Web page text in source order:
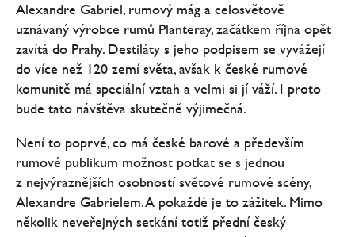
Alexandre Gabriel, rumový mág a celosvětově
uznávaný výrobce rumů Planteray, začátkem října opět
zavítá do Prahy. Destiláty s jeho podpisem se vyvážejí
do více než 120 zemí světa, avšak k české rumové
komunitě má speciální vztah a velmi si jí váží. I proto
bude tato návštěva skutečně výjimečná.
Není to poprvé, co má české barové a především
rumové publikum možnost potkat se s jednou
z nejvýraznějších osobností světové rumové scény,
Alexandre Gabrielem. A pokaždé je to zážitek. Mimo
několik neveřejných setkání totiž přední český